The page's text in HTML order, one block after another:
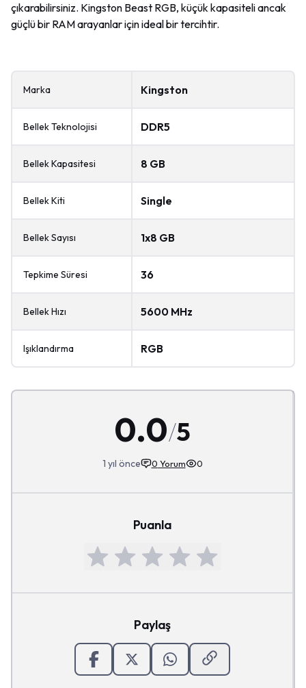
çıkarabilirsiniz. Kingston Beast RGB, küçük kapasiteli ancak
güçlü bir RAM arayanlar için ideal bir tercihtir.
Marka Kingston
Bellek Teknolojisi DDR5
Bellek Kapasitesi 8 GB
Bellek Kiti Single
Bellek Sayısı 1x8 GB
Tepkime Süresi 36
Bellek Hızı 5600 MHz
Işıklandırma RGB
0.0/5
1 yıl önce 0 Yorum 0
Puanla
Paylaş